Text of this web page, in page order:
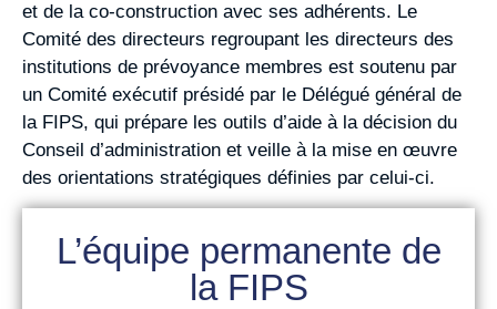
et de la co-construction avec ses adhérents. Le
Comité des directeurs regroupant les directeurs des
institutions de prévoyance membres est soutenu par
un Comité exécutif présidé par le Délégué général de
la FIPS, qui prépare les outils d’aide à la décision du
Conseil d’administration et veille à la mise en œuvre
des orientations stratégiques définies par celui-ci.
L’équipe permanente de
la FIPS